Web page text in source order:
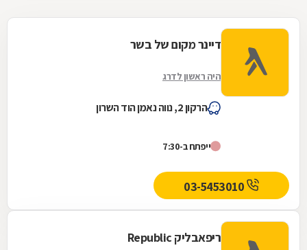
דיינר מקום של בשר
היה ראשון לדרג
הרקון 2, נווה נאמן הוד השרון
ייפתח ב-7:30
ריפאבליק Republic